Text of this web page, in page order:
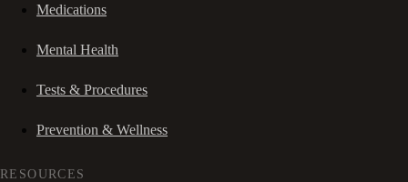
Medications
Mental Health
Tests & Procedures
Prevention & Wellness
RESOURCES